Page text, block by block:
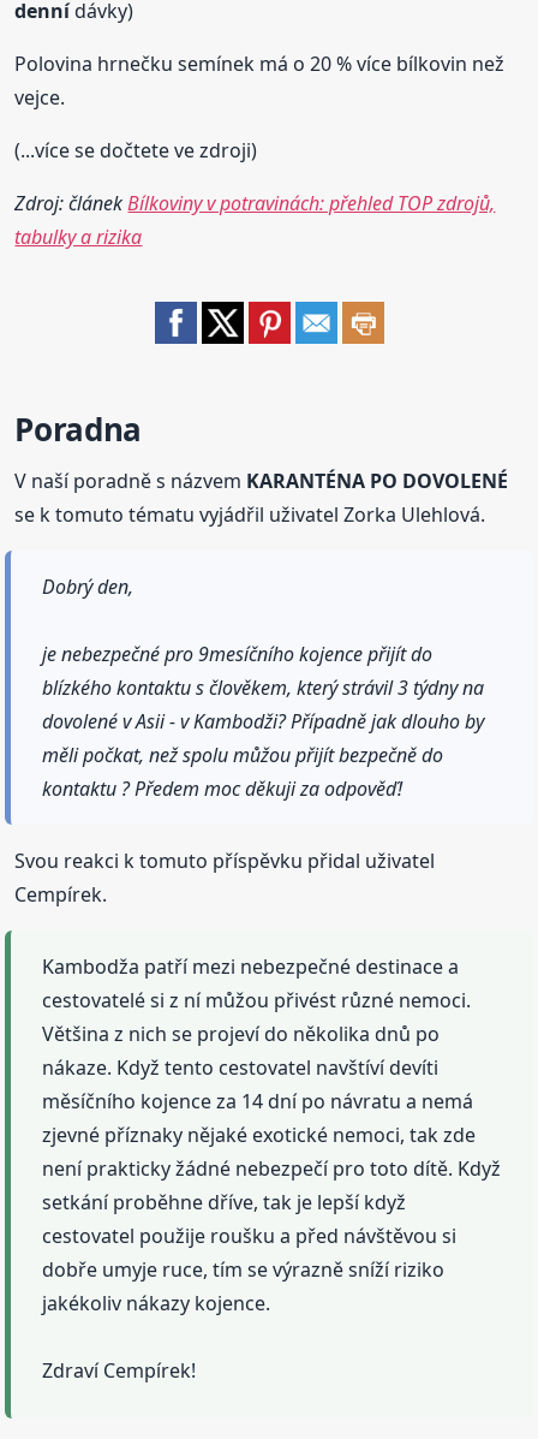
dennídávky)
Polovina hrnečku semínek má o 20 % více bílkovin než
vejce.
(...více se dočtete ve zdroji)
Zdroj: článekBílkoviny v potravinách: přehled TOP zdrojů,
tabulky a rizika
Poradna
V naší poradně s názvem KARANTÉNA PO DOVOLENÉ
se k tomuto tématu vyjádřil uživatel Zorka Ulehlová.
Dobrý den,
je nebezpečné pro 9mesíčního kojence přijít do
blízkého kontaktu s člověkem, který strávil 3 týdny na
dovolené v Asii - v Kambodži? Případně jak dlouho by
měli počkat, než spolu můžou přijít bezpečně do
kontaktu ? Předem moc děkuji za odpověď!
Svou reakci k tomuto příspěvku přidal uživatel
Cempírek.
Kambodža patří mezi nebezpečné destinace a
cestovatelé si z ní můžou přivést různé nemoci.
Většina z nich se projeví do několika dnů po
nákaze. Když tento cestovatel navštíví devíti
měsíčního kojence za 14 dní po návratu a nemá
zjevné příznaky nějaké exotické nemoci, tak zde
není prakticky žádné nebezpečí pro toto dítě. Když
setkání proběhne dříve, tak je lepší když
cestovatel použije roušku a před návštěvou si
dobře umyje ruce, tím se výrazně sníží riziko
jakékoliv nákazy kojence.
Zdraví Cempírek!